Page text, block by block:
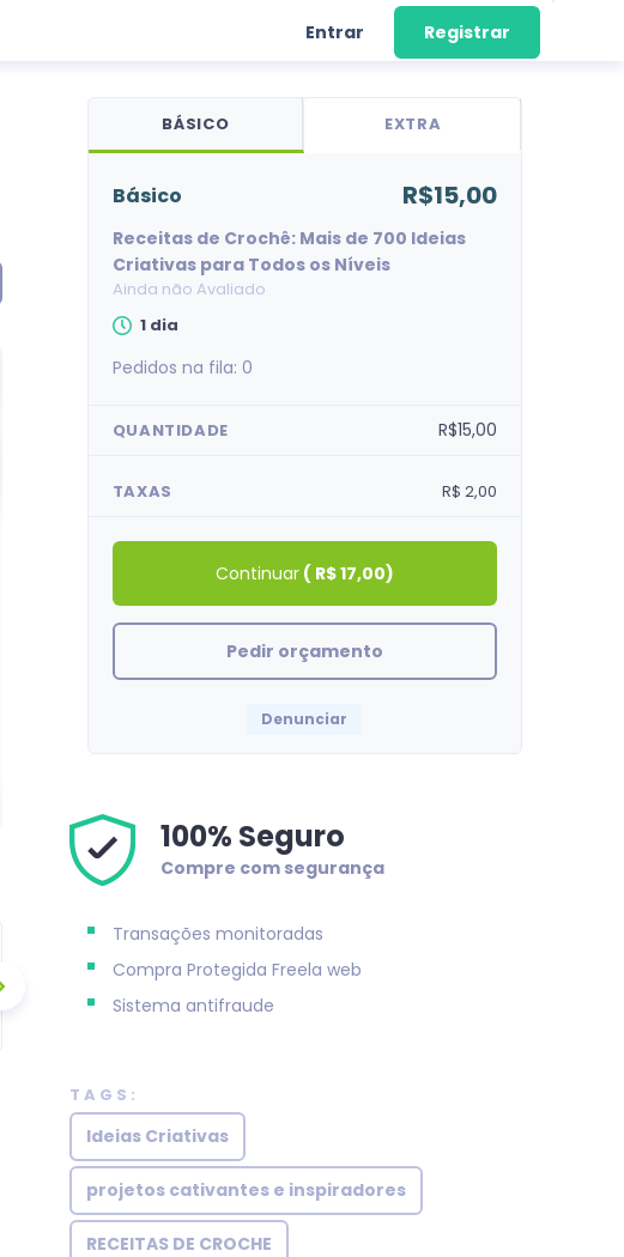
Entrar Registrar
Natashabh
BÁSICO EXTRA
básico R$15,00
Receitas de Crochê: Mais de 700 Ideias
Criativas para Todos os Níveis
Ainda não Avaliado
1 dia
Pedidos na fila: 0
QUANTIDADE R$15,00
TAXAS R$ 2,00
Continuar( R$ 17,00)
Pedir orçamento
Denunciar
100% Seguro
Compre com segurança
Transações monitoradas
Compra Protegida Freela web
Sistema antifraude
TAGS:
Ideias Criativas
projetos cativantes e inspiradores
RECEITAS DE CROCHE